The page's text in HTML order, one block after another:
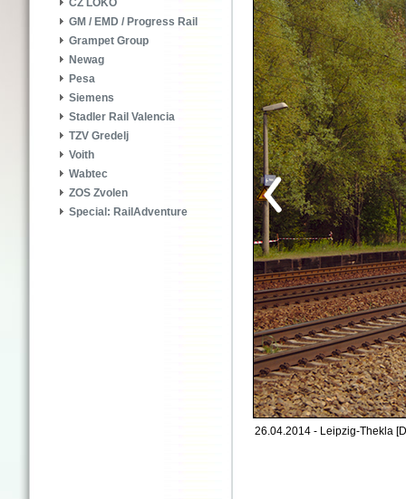
CZ LOKO
GM / EMD / Progress Rail
Grampet Group
Newag
Pesa
Siemens
Stadler Rail Valencia
TZV Gredelj
Voith
Wabtec
ZOS Zvolen
Special: RailAdventure
26.04.2014 - Leipzig-Thekla